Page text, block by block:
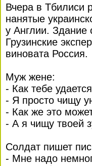
Вчера в Тбилиси
нанятые
у Англии. Здание
Грузинские
виновата Россия.
Муж жене:
- Как тебе
- Я просто чищу
- Как же это
- А я чищу твоей
Солдат пишет
- Мне надо